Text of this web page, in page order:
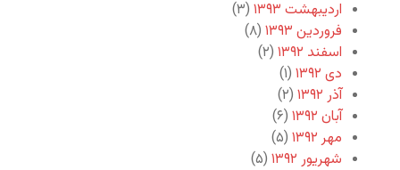
اردیبهشت ۱۳۹۳
(۳)
فروردین ۱۳۹۳
(۸)
اسفند ۱۳۹۲
(۲)
دی ۱۳۹۲
(۱)
آذر ۱۳۹۲
(۲)
آبان ۱۳۹۲
(۶)
مهر ۱۳۹۲
(۵)
شهریور ۱۳۹۲
(۵)